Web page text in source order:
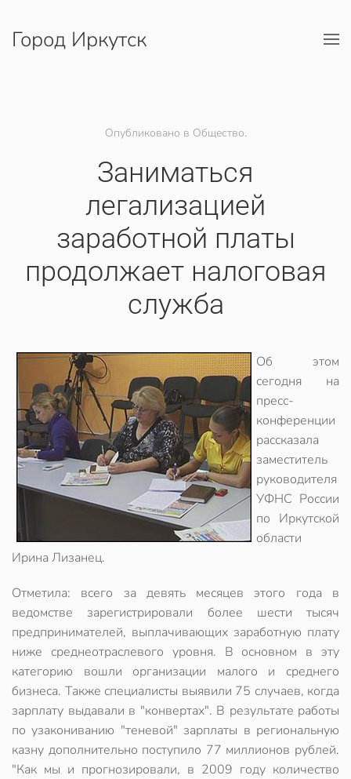
Перейти к содержимому
Город Иркутск
Опубликовано в Общество.
Заниматься
легализацией
заработной платы
продолжает налоговая
служба
Об этом
сегодня на
пресс-
конференции
рассказала
заместитель
руководителя
УФНС России
по Иркутской
области
Ирина Лизанец.
Отметила: всего за девять месяцев этого года в
ведомстве зарегистрировали более шести тысяч
предпринимателей, выплачивающих заработную плату
ниже среднеотраслевого уровня. В основном в эту
категорию вошли организации малого и среднего
бизнеса. Также специалисты выявили 75 случаев, когда
зарплату выдавали в "конвертах". В результате работы
по узакониванию "теневой" зарплаты в региональную
казну дополнительно поступило 77 миллионов рублей.
"Как мы и прогнозировали, в 2009 году количество